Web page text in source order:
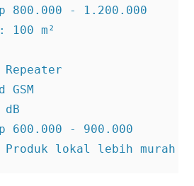
800.000 - 1.200.000
100 m²
Repeater
GSM
dB
600.000 - 900.000
Produk lokal lebih murah